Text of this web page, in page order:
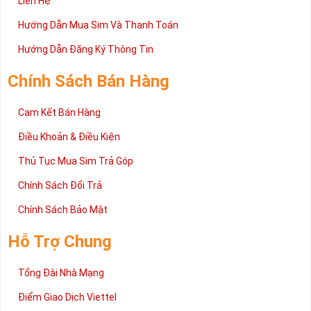
mới dùng sim số đẹp tự bao giờ đã hằn trong tiềm thức của
mọi người, đặc biệt là những dòng sim như sim năm sinh thì
lại càng được nâng cao quan điểm đó.
Nhưng thực chất sim năm sinh giá cả rất phải chăng và tùy
theo nhu cầu của người sử dụng mà bạn chọn cho phù hợp.
Không quá nặng về quan điểm vận hạn hên xui hay phong thủy
sim số đẹp mang hơi hướng của sự nhẹ nhàng, tinh tế và gần
Hướng Dẫn Mua Sim Và Thanh Toán
Hướng Dẫn Đăng Ký Thông Tin
Chính Sách Bán Hàng
Cam Kết Bán Hàng
Điều Khoản & Điều Kiện
Thủ Tục Mua Sim Trả Góp
Chính Sách Đổi Trả
Chính Sách Bảo Mật
Hỗ Trợ Chung
Tổng Đài Nhà Mạng
Điểm Giao Dịch Viettel